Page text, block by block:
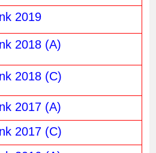
2019
2018 (A)
2018 (C)
2017 (A)
2017 (C)